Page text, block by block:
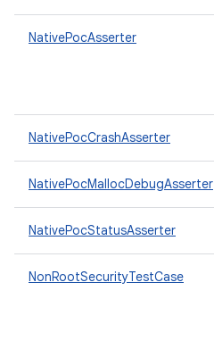
NativePocAsserter
NativePocCrashAsserter
NativePocMallocDebugAsserter
NativePocStatusAsserter
NonRootSecurityTestCase